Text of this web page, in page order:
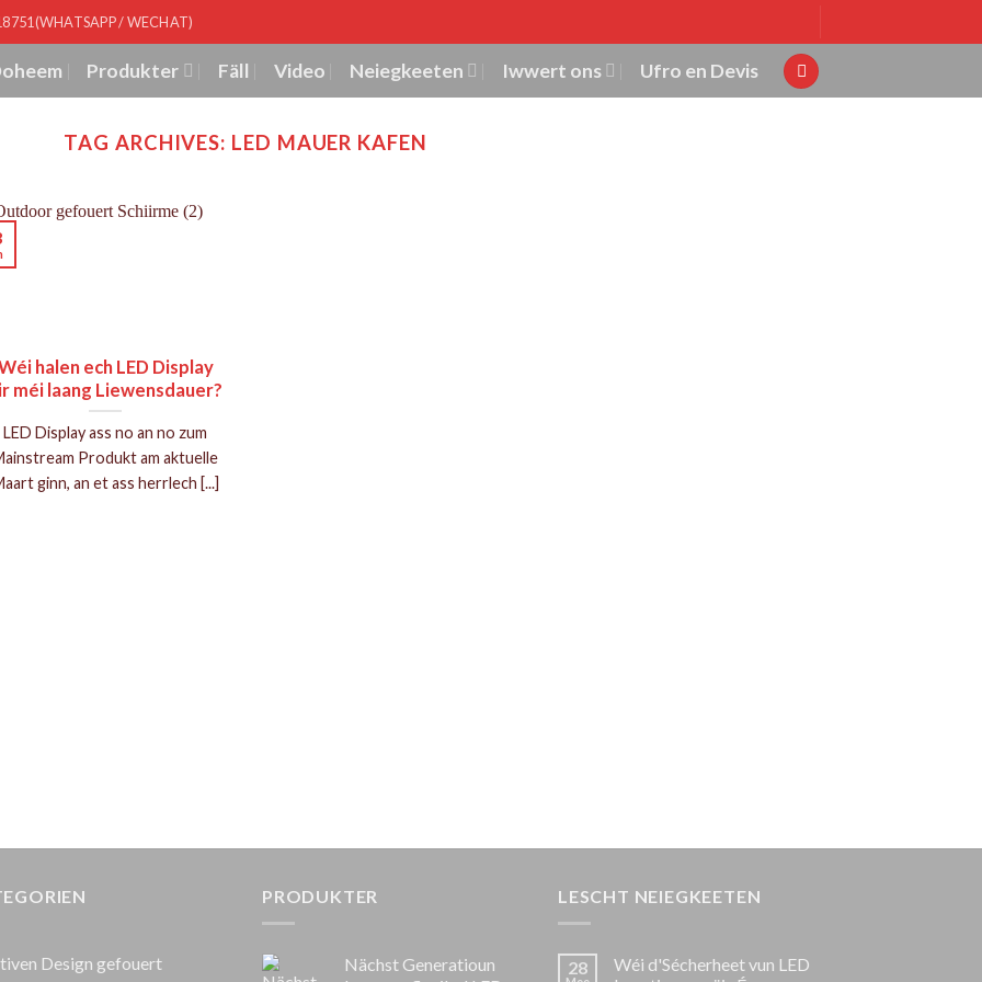
/ WECHAT)
Produkter Fäll Video Neiegkeeten Iwwert ons Ufro en Devis
TAG ARCHIVES: LED MAUER KAFEN
halen ech LED Display
méi laang Liewensdauer?
LED Display ass no an no zum
Produkt am aktuelle
ginn, an et ass herrlech [...]
Design gefouert
PRODUKTER
Nächst Generatioun
LESCHT NEIEGKEETEN
28
Wéi d'Sécherheet vun LED